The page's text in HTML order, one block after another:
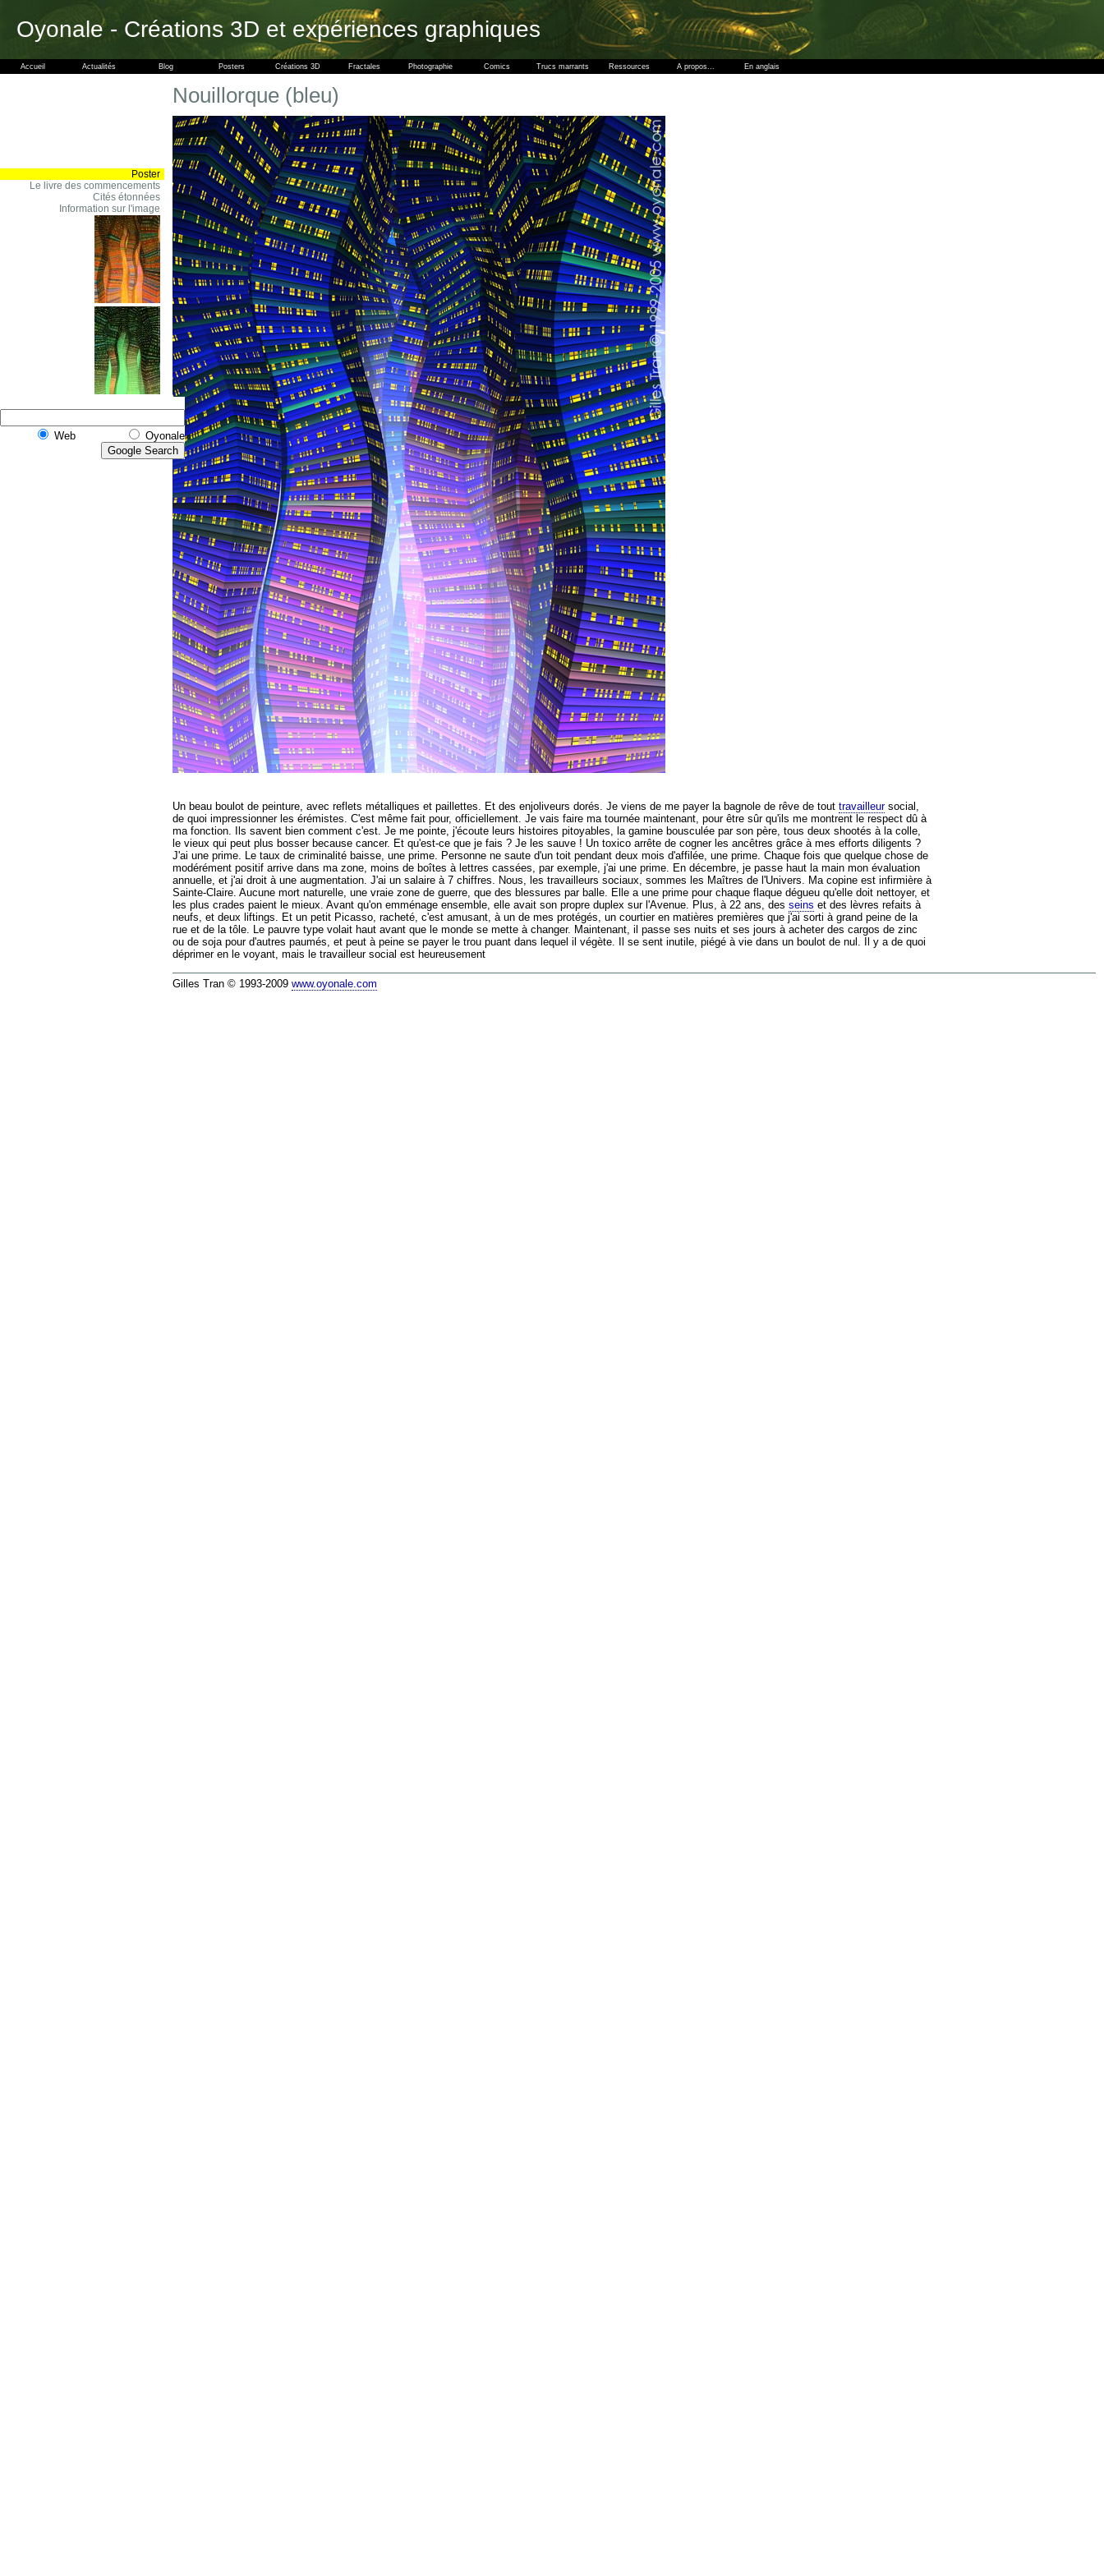
Oyonale - Créations 3D et expériences graphiques
Accueil Actualités Blog Posters Créations 3D Fractales Photographie Comics Trucs marrants Ressources A propos... En anglais
Poster
Le livre des commencements
Cités étonnées
Information sur l'image
Web Oyonale
Nouillorque (bleu)
Un beau boulot de peinture, avec reflets métalliques et paillettes. Et des enjoliveurs dorés. Je viens de me payer la bagnole de rêve de tout travailleursocial,
de quoi impressionner les érémistes. C'est même fait pour, officiellement. Je vais faire ma tournée maintenant, pour être sûr qu'ils me montrent le respect dû à
ma fonction. Ils savent bien comment c'est. Je me pointe, j'écoute leurs histoires pitoyables, la gamine bousculée par son père, tous deux shootés à la colle,
le vieux qui peut plus bosser because cancer. Et qu'est-ce que je fais ? Je les sauve ! Un toxico arrête de cogner les ancêtres grâce à mes efforts diligents ?
J'ai une prime. Le taux de criminalité baisse, une prime. Personne ne saute d'un toit pendant deux mois d'affilée, une prime. Chaque fois que quelque chose de
modérément positif arrive dans ma zone, moins de boîtes à lettres cassées, par exemple, j'ai une prime. En décembre, je passe haut la main mon évaluation
annuelle, et j'ai droit à une augmentation. J'ai un salaire à 7 chiffres. Nous, les travailleurs sociaux, sommes les Maîtres de l'Univers. Ma copine est infirmière à
Sainte-Claire. Aucune mort naturelle, une vraie zone de guerre, que des blessures par balle. Elle a une prime pour chaque flaque dégueu qu'elle doit nettoyer, et
les plus crades paient le mieux. Avant qu'on emménage ensemble, elle avait son propre duplex sur l'Avenue. Plus, à 22 ans, des seins et des lèvres refaits à
neufs, et deux liftings. Et un petit Picasso, racheté, c'est amusant, à un de mes protégés, un courtier en matières premières que j'ai sorti à grand peine de la
rue et de la tôle. Le pauvre type volait haut avant que le monde se mette à changer. Maintenant, il passe ses nuits et ses jours à acheter des cargos de zinc
ou de soja pour d'autres paumés, et peut à peine se payer le trou puant dans lequel il végète. Il se sent inutile, piégé à vie dans un boulot de nul. Il y a de quoi
déprimer en le voyant, mais le travailleur social est heureusement
Gilles Tran © 1993-2009 www.oyonale.com